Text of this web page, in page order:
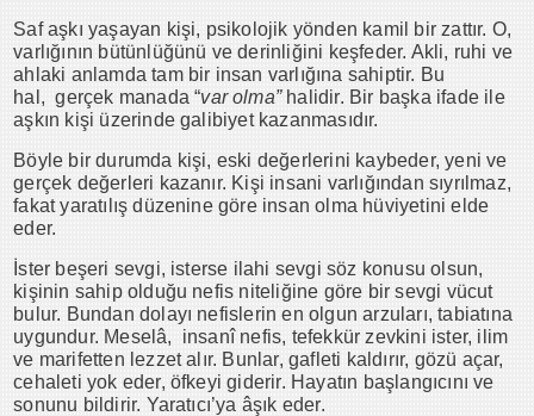
Saf aşkı yaşayan kişi, psikolojik yönden kamil bir zattır. O,
varlığının bütünlüğünü ve derinliğini keşfeder. Akli, ruhi ve
ahlaki anlamda tam bir insan varlığına sahiptir. Bu
hal, gerçek manada “var olma”halidir. Bir başka ifade ile
aşkın kişi üzerinde galibiyet kazanmasıdır.
Böyle bir durumda kişi, eski değerlerini kaybeder, yeni ve
gerçek değerleri kazanır. Kişi insani varlığından sıyrılmaz,
fakat yaratılış düzenine göre insan olma hüviyetini elde
eder.
İster beşeri sevgi, isterse ilahi sevgi söz konusu olsun,
kişinin sahip olduğu nefis niteliğine göre bir sevgi vücut
bulur. Bundan dolayı nefislerin en olgun arzuları, tabiatına
uygundur. Meselâ, insanî nefis, tefekkür zevkini ister, ilim
ve marifetten lezzet alır. Bunlar, gafleti kaldırır, gözü açar,
cehaleti yok eder, öfkeyi giderir. Hayatın başlangıcını ve
sonunu bildirir. Yaratıcı’ya âşık eder.